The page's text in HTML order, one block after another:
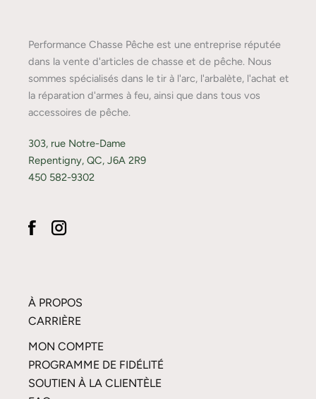
Performance Chasse Pêche est une entreprise réputée
dans la vente d'articles de chasse et de pêche. Nous
sommes spécialisés dans le tir à l'arc, l'arbalète, l'achat et
la réparation d'armes à feu, ainsi que dans tous vos
accessoires de pêche.
303, rue Notre-Dame
Repentigny, QC, J6A 2R9
450 582-9302
À PROPOS
CARRIÈRE
MON COMPTE
PROGRAMME DE FIDÉLITÉ
SOUTIEN À LA CLIENTÈLE